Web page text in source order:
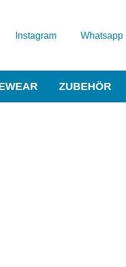
Instagram Whatsapp
ZUBEHÖR